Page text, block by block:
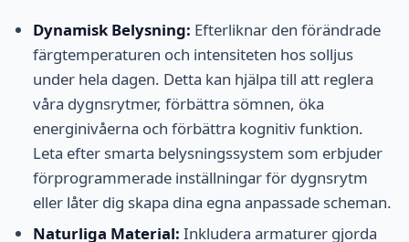
Dynamisk Belysning: Efterliknar den förändrade
färgtemperaturen och intensiteten hos solljus
under hela dagen. Detta kan hjälpa till att reglera
våra dygnsrytmer, förbättra sömnen, öka
energinivåerna och förbättra kognitiv funktion.
Leta efter smarta belysningssystem som erbjuder
förprogrammerade inställningar för dygnsrytm
eller låter dig skapa dina egna anpassade scheman.
Naturliga Material: Inkludera armaturer gjorda